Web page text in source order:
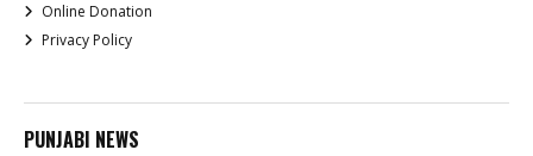
Online Donation
Privacy Policy
PUNJABI NEWS